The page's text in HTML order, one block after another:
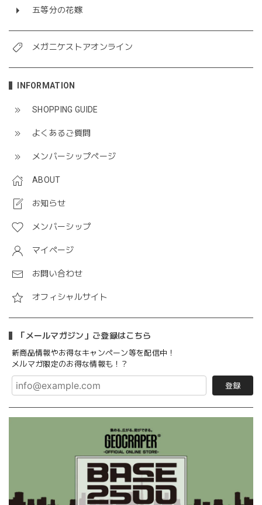
五等分の花嫁
メガニケストアオンライン
INFORMATION
SHOPPING GUIDE
よくあるご質問
メンバーシップページ
ABOUT
お知らせ
メンバーシップ
マイページ
お問い合わせ
オフィシャルサイト
「メールマガジン」ご登録はこちら
新商品情報やお得なキャンペーン等を配信中！
メルマガ限定のお得な情報も！？
登録